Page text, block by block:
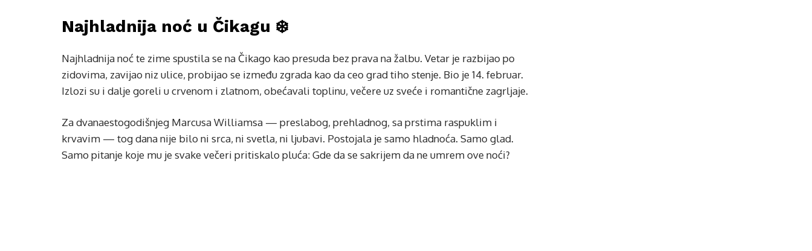
Najhladnija noć u Čikagu ❄️
Najhladnija noć te zime spustila se na Čikago kao presuda bez prava na žalbu. Vetar je razbijao po
zidovima, zavijao niz ulice, probijao se između zgrada kao da ceo grad tiho stenje. Bio je 14. februar.
Izlozi su i dalje goreli u crvenom i zlatnom, obećavali toplinu, večere uz sveće i romantične zagrljaje.
Za dvanaestogodišnjeg Marcusa Williamsa — preslabog, prehladnog, sa prstima raspuklim i
krvavim — tog dana nije bilo ni srca, ni svetla, ni ljubavi. Postojala je samo hladnoća. Samo glad.
Samo pitanje koje mu je svake večeri pritiskalo pluća: Gde da se sakrijem da ne umrem ove noći?